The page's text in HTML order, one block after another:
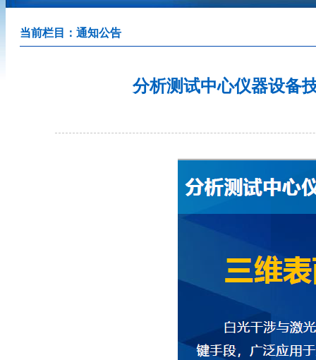
当前栏目： 通知公告
分析测试中心仪器设备